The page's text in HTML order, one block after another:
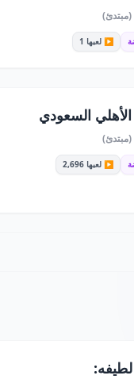
(مبتدئ)
▶️ لعبها 1
السعودي
(مبتدئ)
▶️ لعبها 2,696